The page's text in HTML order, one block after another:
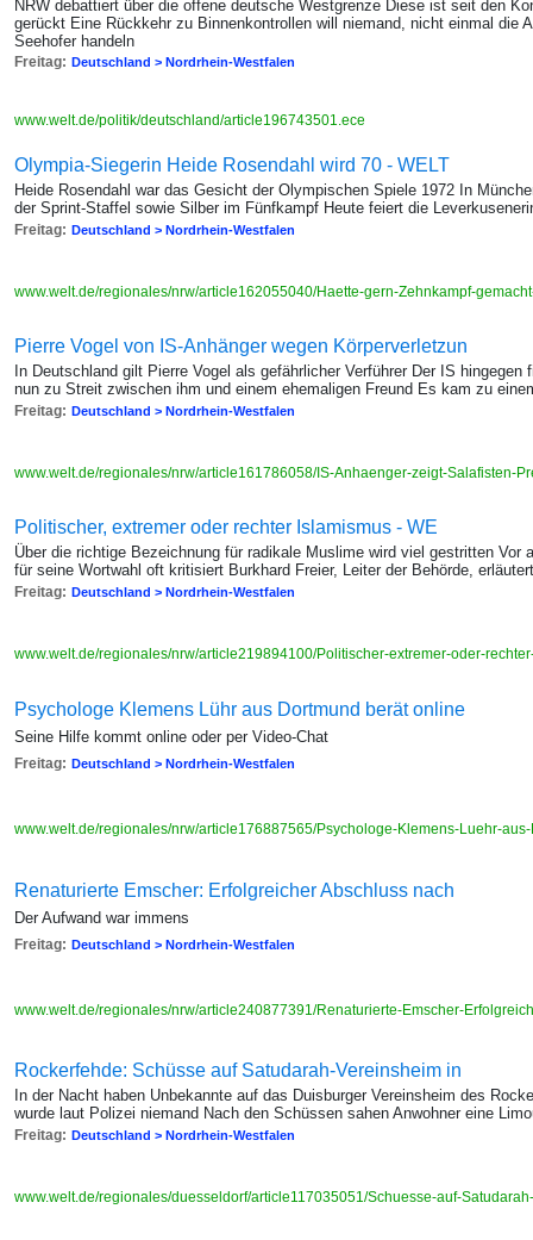
NRW debattiert über die offene deutsche Westgrenze Diese ist seit den
gerückt Eine Rückkehr zu Binnenkontrollen will niemand, nicht einmal die
Seehofer handeln
Freitag: Deutschland > Nordrhein-Westfalen
www.welt.de/politik/deutschland/article196743501.ece
Olympia-Siegerin Heide Rosendahl wird 70 - WELT
Heide Rosendahl war das Gesicht der Olympischen Spiele 1972 In
der Sprint-Staffel sowie Silber im Fünfkampf Heute feiert die
Freitag: Deutschland > Nordrhein-Westfalen
www.welt.de/regionales/nrw/article162055040/Haette-gern-Zehnkampf-
Pierre Vogel von IS-Anhänger wegen Körperverletzun
In Deutschland gilt Pierre Vogel als gefährlicher Verführer Der IS
nun zu Streit zwischen ihm und einem ehemaligen Freund Es kam zu
Freitag: Deutschland > Nordrhein-Westfalen
www.welt.de/regionales/nrw/article161786058/IS-Anhaenger-zeigt-Salafisten-
Politischer, extremer oder rechter Islamismus - WE
Über die richtige Bezeichnung für radikale Muslime wird viel gestritten Vor
für seine Wortwahl oft kritisiert Burkhard Freier, Leiter der Behörde,
Freitag: Deutschland > Nordrhein-Westfalen
www.welt.de/regionales/nrw/article219894100/Politischer-extremer-oder-
Psychologe Klemens Lühr aus Dortmund berät online
Seine Hilfe kommt online oder per Video-Chat
Freitag: Deutschland > Nordrhein-Westfalen
www.welt.de/regionales/nrw/article176887565/Psychologe-Klemens-Luehr-
Renaturierte Emscher: Erfolgreicher Abschluss nach
Der Aufwand war immens
Freitag: Deutschland > Nordrhein-Westfalen
www.welt.de/regionales/nrw/article240877391/Renaturierte-Emscher-
Rockerfehde: Schüsse auf Satudarah-Vereinsheim in
In der Nacht haben Unbekannte auf das Duisburger Vereinsheim des
wurde laut Polizei niemand Nach den Schüssen sahen Anwohner eine
Freitag: Deutschland > Nordrhein-Westfalen
www.welt.de/regionales/duesseldorf/article117035051/Schuesse-auf-